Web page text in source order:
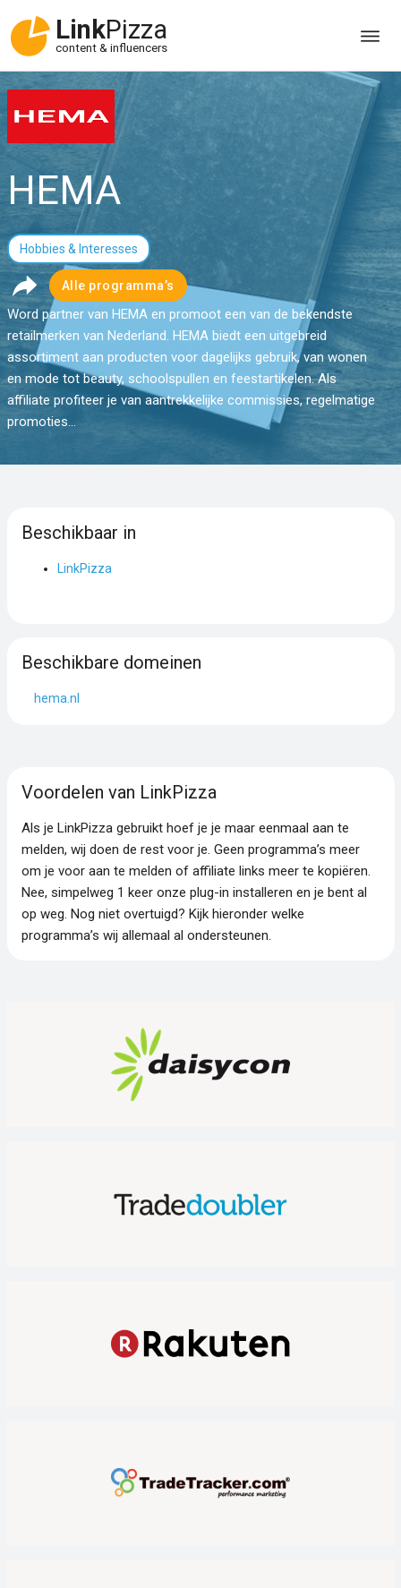
LinkPizza
content & influencers
HEMA
Hobbies & Interesses
Alle programma’s
Word partner van HEMA en promoot een van de bekendste
retailmerken van Nederland. HEMA biedt een uitgebreid
assortiment aan producten voor dagelijks gebruik, van wonen
en mode tot beauty, schoolspullen en feestartikelen. Als
affiliate profiteer je van aantrekkelijke commissies, regelmatige
promoties...
Beschikbaar in
LinkPizza
Beschikbare domeinen
hema.nl
Voordelen van LinkPizza
Als je LinkPizza gebruikt hoef je je maar eenmaal aan te
melden, wij doen de rest voor je. Geen programma’s meer
om je voor aan te melden of affiliate links meer te kopiëren.
Nee, simpelweg 1 keer onze plug-in installeren en je bent al
op weg. Nog niet overtuigd? Kijk hieronder welke
programma’s wij allemaal al ondersteunen.